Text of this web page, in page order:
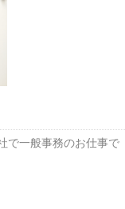
で一般事務のお仕事で